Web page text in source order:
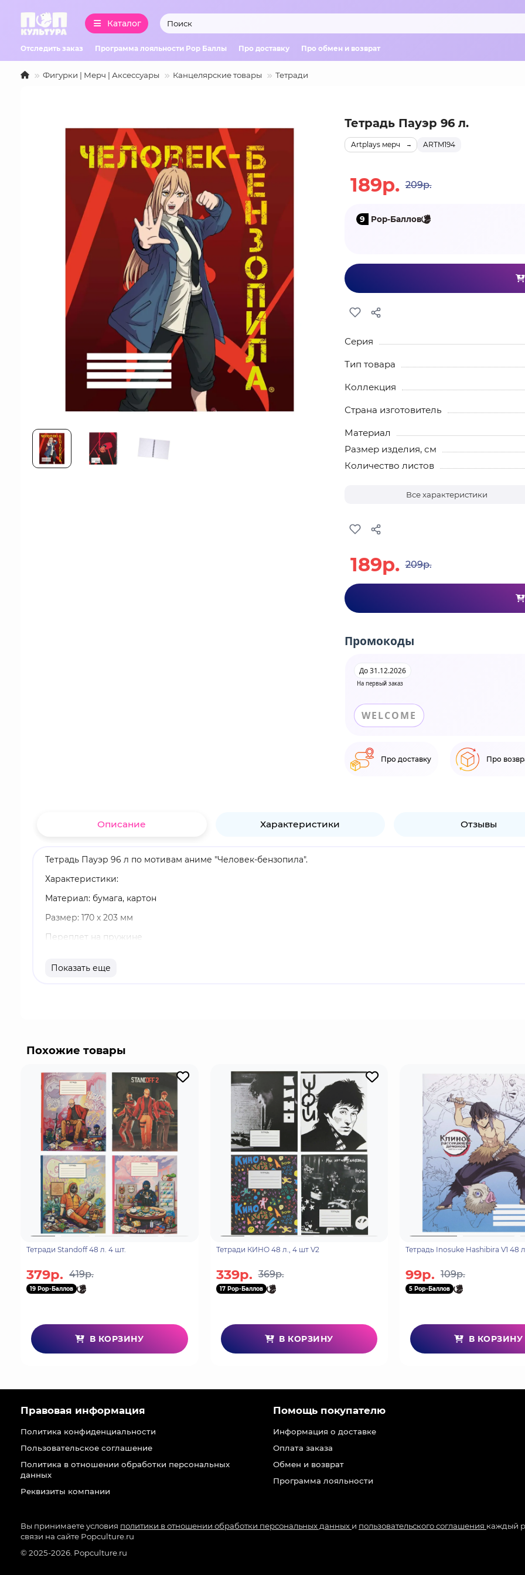
Каталог
Отследить заказ Программа лояльности Pop Баллы Про доставку Про обмен и возврат
Фигурки | Мерч | Аксессуары Канцелярские товары Тетради
Тетрадь Пауэр 96 л.
ARTM194
Artplays мерч
189р. 209р.
9 Pop-Баллов
Серия
Тип товара
Коллекция
Страна изготовитель
Материал
Размер изделия, см
Количество листов
Все характеристики
189р. 209р.
Промокоды
На первый заказ
До 31.12.2026
WELCOME
Про доставку Про
Описание Характеристики Отзывы
Тетрадь Пауэр 96 л по мотивам аниме "Человек-бензопила".
Характеристики:
Материал: бумага, картон
Размер: 170 х 203 мм
Переплет на пружине
Тетрадь в клетку
Показать еще
Похожие товары
Тетради Standoff 48 л. 4 шт.
379р. 419р.
19 Pop-Баллов
В КОРЗИНУ
Тетради КИНО 48 л., 4 шт V2
339р. 369р.
17 Pop-Баллов
В КОРЗИНУ
Тетрадь Inosuke Hashibira V1 48 л.
99р. 109р.
5 Pop-Баллов
В КОРЗИНУ
Правовая информация
Политика конфиденциальности
Пользовательское соглашение
Политика в отношении обработки персональных
данных
Реквизиты компании
Помощь покупателю
Информация о доставке
Оплата заказа
Обмен и возврат
Программа лояльности
Вы принимаете условия политики в отношении обработки персональных данных и пользовательского соглашения каждый
связи на сайте Popculture.ru
© 2025-2026. Popculture.ru